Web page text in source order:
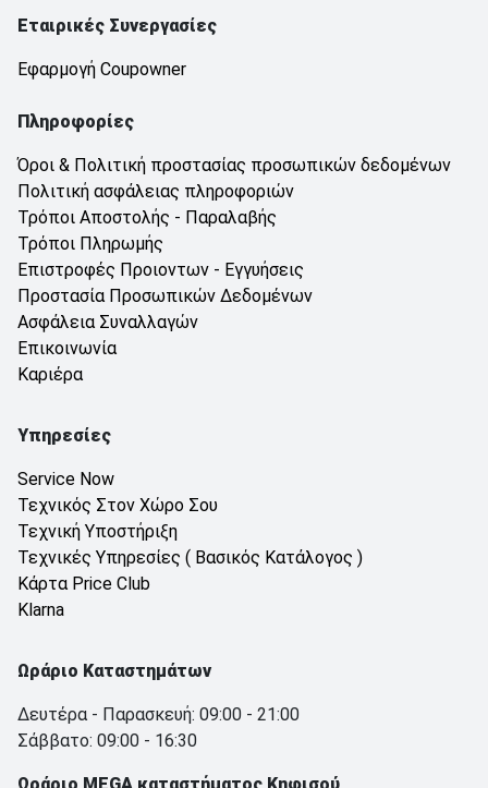
Εταιρικές Συνεργασίες
Εφαρμογή Coupowner
Πληροφορίες
Όροι & Πολιτική προστασίας προσωπικών δεδομένων
Πολιτική ασφάλειας πληροφοριών
Τρόποι Αποστολής - Παραλαβής
Τρόποι Πληρωμής
Επιστροφές Προιοντων - Εγγυήσεις
Προστασία Προσωπικών Δεδομένων
Ασφάλεια Συναλλαγών
Επικοινωνία
Καριέρα
Υπηρεσίες
Service Now
Τεχνικός Στον Χώρο Σου
Τεχνική Υποστήριξη
Τεχνικές Υπηρεσίες ( Βασικός Κατάλογος )
Κάρτα Price Club
Klarna
Ωράριο Καταστημάτων
Δευτέρα - Παρασκευή: 09:00 - 21:00
Σάββατο: 09:00 - 16:30